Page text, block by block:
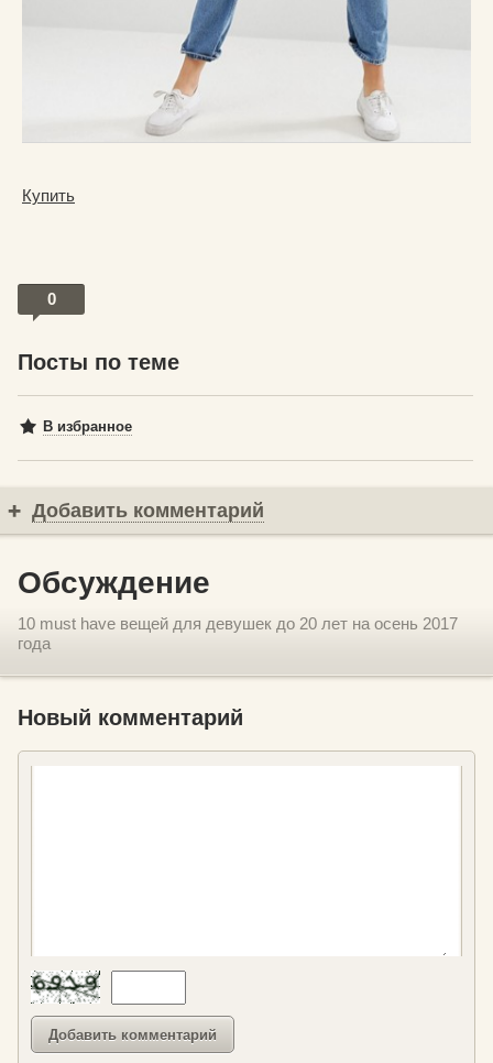
Купить
0
Посты по теме
В избранное
Добавить комментарий
Обсуждение
10 must have вещей для девушек до 20 лет на осень 2017
года
Новый комментарий